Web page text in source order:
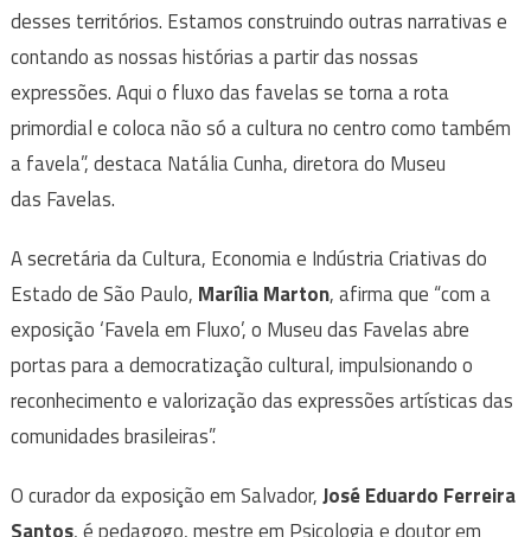
desses territórios. Estamos construindo outras narrativas e
contando as nossas histórias a partir das nossas
expressões. Aqui o fluxo das favelas se torna a rota
primordial e coloca não só a cultura no centro como também
a favela”, destaca Natália Cunha, diretora do Museu
das Favelas.
A secretária da Cultura, Economia e Indústria Criativas do
Estado de São Paulo, Marília Marton, afirma que “com a
exposição ‘Favela em Fluxo’, o Museu das Favelas abre
portas para a democratização cultural, impulsionando o
reconhecimento e valorização das expressões artísticas das
comunidades brasileiras”.
O curador da exposição em Salvador,José Eduardo Ferreira